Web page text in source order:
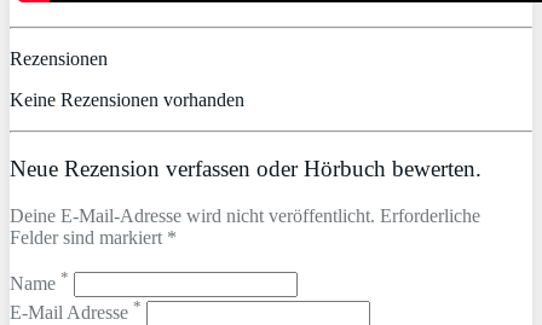
Rezensionen
Keine Rezensionen vorhanden
Neue Rezension verfassen oder Hörbuch bewerten.
Deine E-Mail-Adresse wird nicht veröffentlicht. Erforderliche
Felder sind markiert *
Name *
E-Mail Adresse *